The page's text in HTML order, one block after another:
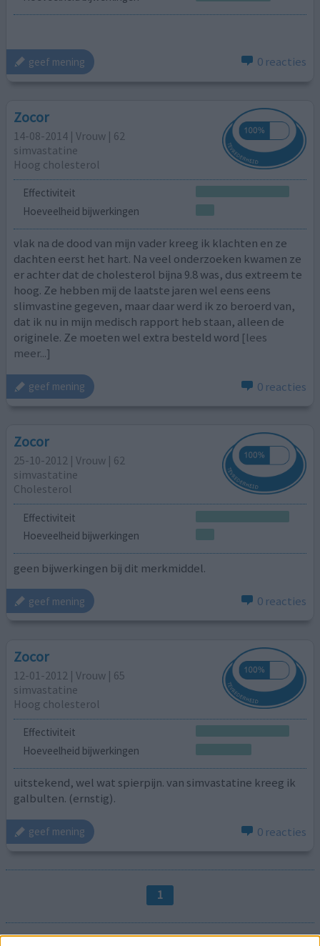
geef mening 0 reacties
Zocor
14-08-2014 | Vrouw | 62
simvastatine
Hoog cholesterol
Effectiviteit
Hoeveelheid bijwerkingen
vlak na de dood van mijn vader kreeg ik klachten en ze
dachten eerst het hart. Na veel onderzoeken kwamen ze
er achter dat de cholesterol bijna 9.8 was, dus extreem te
hoog. Ze hebben mij de laatste jaren wel eens eens
slimvastine gegeven, maar daar werd ik zo beroerd van,
dat ik nu in mijn medisch rapport heb staan, alleen de
originele. Ze moeten wel extra besteld word [lees
meer...]
geef mening 0 reacties
Zocor
25-10-2012 | Vrouw | 62
simvastatine
Cholesterol
Effectiviteit
Hoeveelheid bijwerkingen
geen bijwerkingen bij dit merkmiddel.
geef mening 0 reacties
Zocor
12-01-2012 | Vrouw | 65
simvastatine
Hoog cholesterol
Effectiviteit
Hoeveelheid bijwerkingen
uitstekend, wel wat spierpijn. van simvastatine kreeg ik
galbulten. (ernstig).
geef mening 0 reacties
1